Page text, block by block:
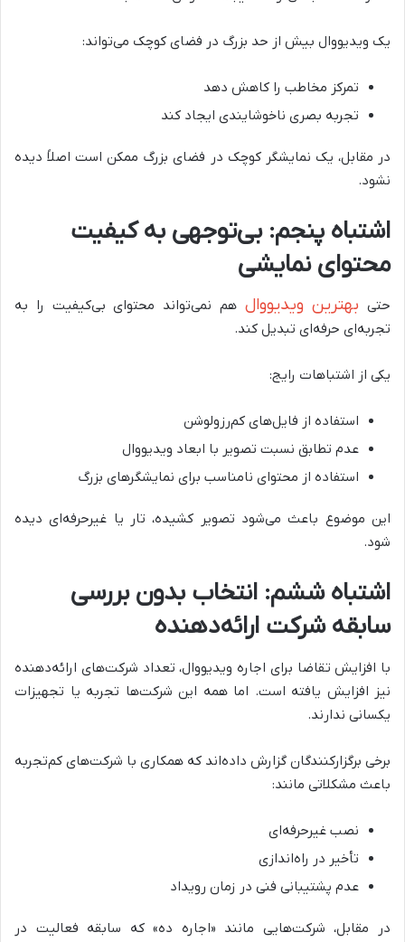
یک ویدیووال بیش از حد بزرگ در فضای کوچک می‌تواند:
تمرکز مخاطب را کاهش دهد
تجربه بصری ناخوشایندی ایجاد کند
در مقابل، یک نمایشگر کوچک در فضای بزرگ ممکن است اصلاً دیده
نشود.
اشتباه پنجم: بی‌توجهی به کیفیت
محتوای نمایشی
حتی بهترین ویدیووال هم نمی‌تواند محتوای بی‌کیفیت را به
تجربه‌ای حرفه‌ای تبدیل کند.
یکی از اشتباهات رایج:
استفاده از فایل‌های کم‌رزولوشن
عدم تطابق نسبت تصویر با ابعاد ویدیووال
استفاده از محتوای نامناسب برای نمایشگرهای بزرگ
این موضوع باعث می‌شود تصویر کشیده، تار یا غیرحرفه‌ای دیده
شود.
اشتباه ششم: انتخاب بدون بررسی
سابقه شرکت ارائه‌دهنده
با افزایش تقاضا برای اجاره ویدیووال، تعداد شرکت‌های ارائه‌دهنده
نیز افزایش یافته است. اما همه این شرکت‌ها تجربه یا تجهیزات
یکسانی ندارند.
برخی برگزارکنندگان گزارش داده‌اند که همکاری با شرکت‌های کم‌تجربه
باعث مشکلاتی مانند:
نصب غیرحرفه‌ای
تأخیر در راه‌اندازی
عدم پشتیبانی فنی در زمان رویداد
در مقابل، شرکت‌هایی مانند «اجاره ده» که سابقه فعالیت در